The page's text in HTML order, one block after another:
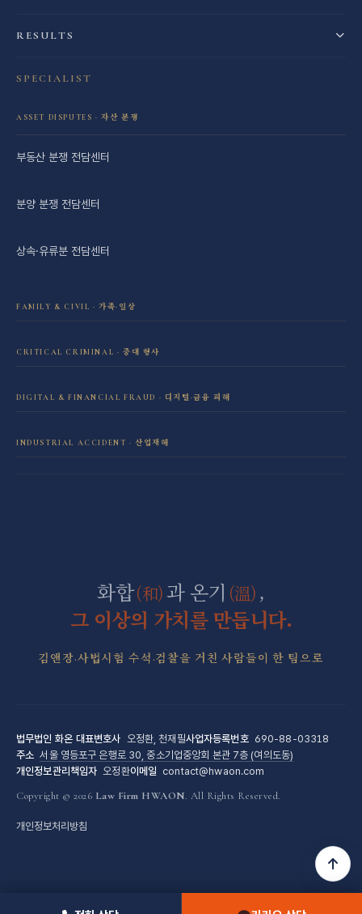
RESULTS
SPECIALIST
ASSET DISPUTES · 자산 분쟁
부동산 분쟁 전담센터
분양 분쟁 전담센터
상속·유류분 전담센터
FAMILY & CIVIL · 가족·일상
학교폭력 전담센터
CRITICAL CRIMINAL · 중대 형사
DIGITAL & FINANCIAL FRAUD · 디지털·금융 피해
INDUSTRIAL ACCIDENT · 산업재해
화합(和)과 온기 (溫) ,
그 이상의 가치를 만듭니다.
김앤장·사법시험 수석·검찰을 거친 사람들이 한 팀으로
법무법인 화온 대표변호사 오정환, 천재필사업자등록번호 690-88-03318
주소 서울 영등포구 은행로 30, 중소기업중앙회 본관 7층 (여의도동)
개인정보관리책임자 오정환이메일 contact@hwaon.com
Copyright © 2026 Law Firm HWAON. All Rights Reserved.
개인정보처리방침